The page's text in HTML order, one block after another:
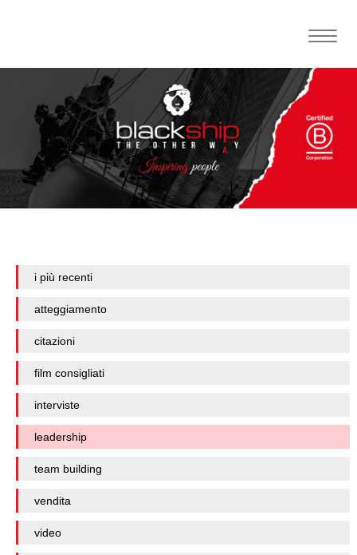
Toggle
i più recenti
atteggiamento
citazioni
film consigliati
interviste
leadership
team building
vendita
video